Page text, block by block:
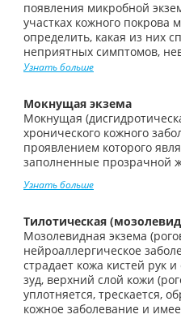
появления микробной
участках кожного покрова
определить, какая из них
неприятных симптомов,
Узнать больше
Мокнущая экзема
Мокнущая
хронического кожного
проявлением которого
заполненные прозрачной
Узнать больше
Тилотическая
Мозолевидная экзема
нейроаллергическое
страдает кожа кистей рук
зуд, верхний слой кожи
уплотняется, трескается,
кожное заболевание и